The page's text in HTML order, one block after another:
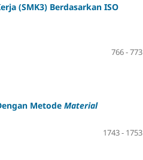
(SMK3) Berdasarkan ISO
766 - 773
Metode Material
1743 - 1753